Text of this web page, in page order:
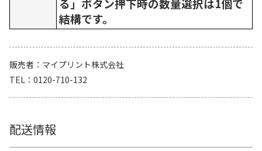
る」ボタン押下時の数量選択は1個で
結構です。
販売者
マイプリント株式会社
TEL
0120-710-132
配送情報